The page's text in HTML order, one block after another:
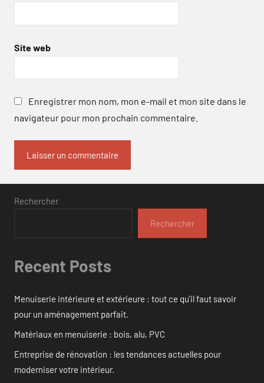
Site web
Enregistrer mon nom, mon e-mail et mon site dans le
navigateur pour mon prochain commentaire.
Rechercher
Rechercher
Recent Posts
Menuiserie intérieure et extérieure : tout ce qu’il faut savoir
pour un aménagement parfait.
Matériaux en menuiserie : bois, alu, PVC
Entreprise de rénovation : les tendances actuelles pour
moderniser votre intérieur.